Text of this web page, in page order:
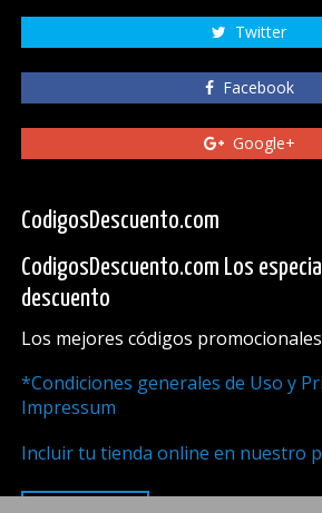
Twitter
Facebook
Google+
CodigosDescuento.com
CodigosDescuento.com Los
descuento
Los mejores códigos
*Condiciones generales de Uso y
Impressum
Incluir tu tienda online en nuestro